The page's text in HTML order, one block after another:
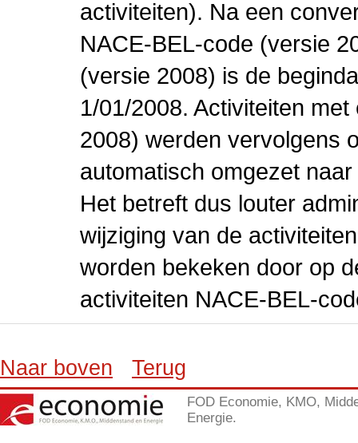
activiteiten). Na een
NACE-BEL-code (versie
(versie 2008) is de
1/01/2008. Activiteiten
2008) werden vervolgens
automatisch omgezet
Het betreft dus louter
wijziging van de
worden bekeken door op
activiteiten NACE-BEL-
Naar boven Terug
FOD Economie, KMO,
Energie.